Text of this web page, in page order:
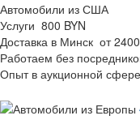
Автомобили из США
Услуги 800 BYN
Доставка в Минск от
Работаем без
Опыт в аукционной